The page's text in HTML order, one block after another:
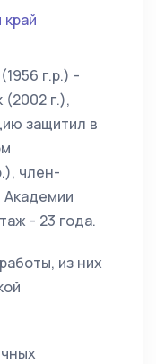
г.р.) -
(2002 г.),
защитил в
член-
Академии
- 23 года.
из них